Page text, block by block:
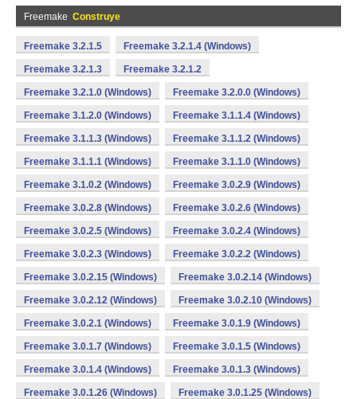
Freemake Construye
Freemake 3.2.1.5 Freemake 3.2.1.4 (Windows)
Freemake 3.2.1.3 Freemake 3.2.1.2
Freemake 3.2.1.0 (Windows) Freemake 3.2.0.0 (Windows)
Freemake 3.1.2.0 (Windows) Freemake 3.1.1.4 (Windows)
Freemake 3.1.1.3 (Windows) Freemake 3.1.1.2 (Windows)
Freemake 3.1.1.1 (Windows) Freemake 3.1.1.0 (Windows)
Freemake 3.1.0.2 (Windows) Freemake 3.0.2.9 (Windows)
Freemake 3.0.2.8 (Windows) Freemake 3.0.2.6 (Windows)
Freemake 3.0.2.5 (Windows) Freemake 3.0.2.4 (Windows)
Freemake 3.0.2.3 (Windows) Freemake 3.0.2.2 (Windows)
Freemake 3.0.2.15 (Windows) Freemake 3.0.2.14 (Windows)
Freemake 3.0.2.12 (Windows) Freemake 3.0.2.10 (Windows)
Freemake 3.0.2.1 (Windows) Freemake 3.0.1.9 (Windows)
Freemake 3.0.1.7 (Windows) Freemake 3.0.1.5 (Windows)
Freemake 3.0.1.4 (Windows) Freemake 3.0.1.3 (Windows)
Freemake 3.0.1.26 (Windows) Freemake 3.0.1.25 (Windows)